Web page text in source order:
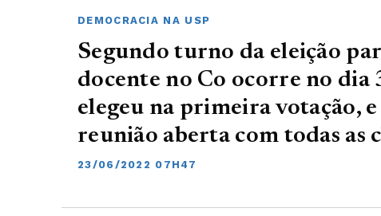
DEMOCRACIA NA USP
Segundo turno da eleição
docente no Co ocorre no dia
elegeu na primeira votação,
reunião aberta com todas as
23/06/2022 07H47